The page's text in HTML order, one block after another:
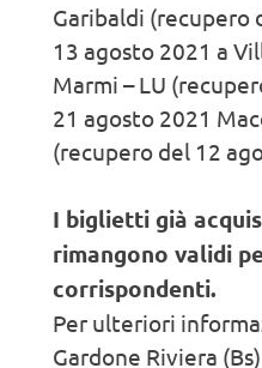
Garibaldi (recupero
13 agosto 2021 a
Marmi – LU
21 agosto 2021
(recupero del 12
I biglietti già
rimangono validi
corrispondenti.
Per ulteriori
Gardone Riviera